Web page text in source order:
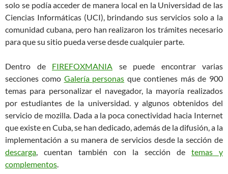
solo se podía acceder de manera local en la Universidad de las
Ciencias Informáticas (UCI), brindando sus servicios solo a la
comunidad cubana, pero han realizaron los trámites necesario
para que su sitio pueda verse desde cualquier parte.
Dentro de FIREFOXMANIA se puede encontrar varias
secciones como Galería personas que contienes más de 900
temas para personalizar el navegador, la mayoría realizados
por estudiantes de la universidad. y algunos obtenidos del
servicio de mozilla. Dada a la poca conectividad hacia Internet
que existe en Cuba, se han dedicado, además de la difusión, a la
implementación a su manera de servicios desde la sección de
descarga, cuentan también con la sección de temas y
complementos.